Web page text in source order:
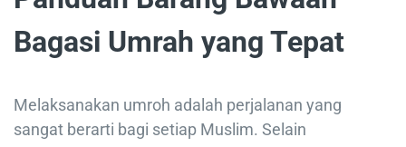
Bagasi Umrah yang Tepat
Melaksanakan umroh adalah perjalanan yang
sangat berarti bagi setiap Muslim. Selain